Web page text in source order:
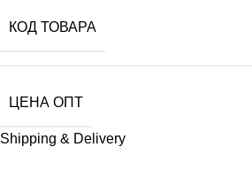
КОД ТОВАРА
ЦЕНА ОПТ
Shipping & Delivery